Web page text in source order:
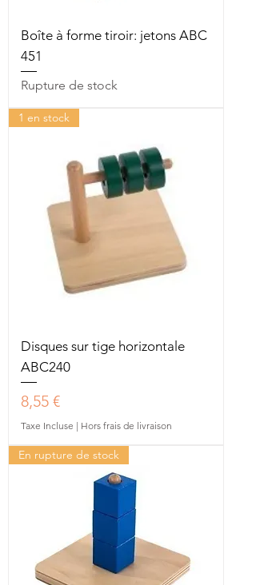
Boîte à forme tiroir: jetons ABC
451
Rupture de stock
1 en stock
Disques sur tige horizontale
ABC240
Prix
8,55 €
Taxe Incluse | Hors frais de livraison
En rupture de stock